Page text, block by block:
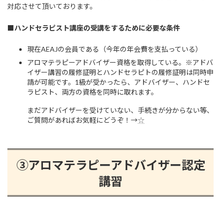
対応させて頂いております。
■ハンドセラピスト講座の受講をするために必要な条件
現在AEAJの会員である（今年の年会費を支払っている）
アロマテラピーアドバイザー資格を取得している。※アドバ
イザー講習の履修証明とハンドセラピトの履修証明は同時申
請が可能です。1級が受かったら、アドバイザー、ハンドセ
ラピスト、両方の資格を同時に取れます。
まだアドバイザーを受けていない、手続きが分からない等、
ご質問があればお気軽にどうぞ！→☆
③アロマテラピーアドバイザー認定
講習